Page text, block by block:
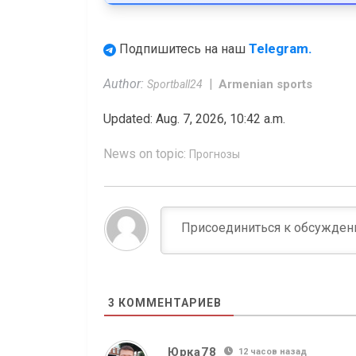
Подпишитесь на наш Telegram.
Author: Sportball24 Armenian sports
Updated: Aug. 7, 2026, 10:42 a.m.
News on topic: Прогнозы
3 КОММЕНТАРИЕВ
Юрка78 12 часов назад